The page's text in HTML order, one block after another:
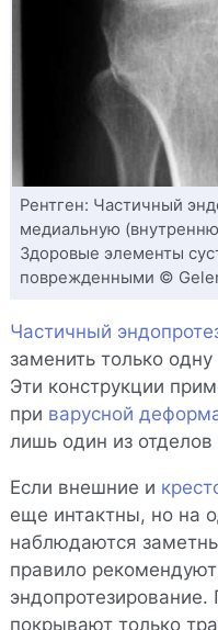
Рентген: Частичный
медиальную
Здоровые элементы
поврежденными ©
Частичный
заменить только
Эти конструкции
при варусной
лишь один из отделов
Если внешние и
еще интактны, но на
наблюдаются
правило
покрывают только